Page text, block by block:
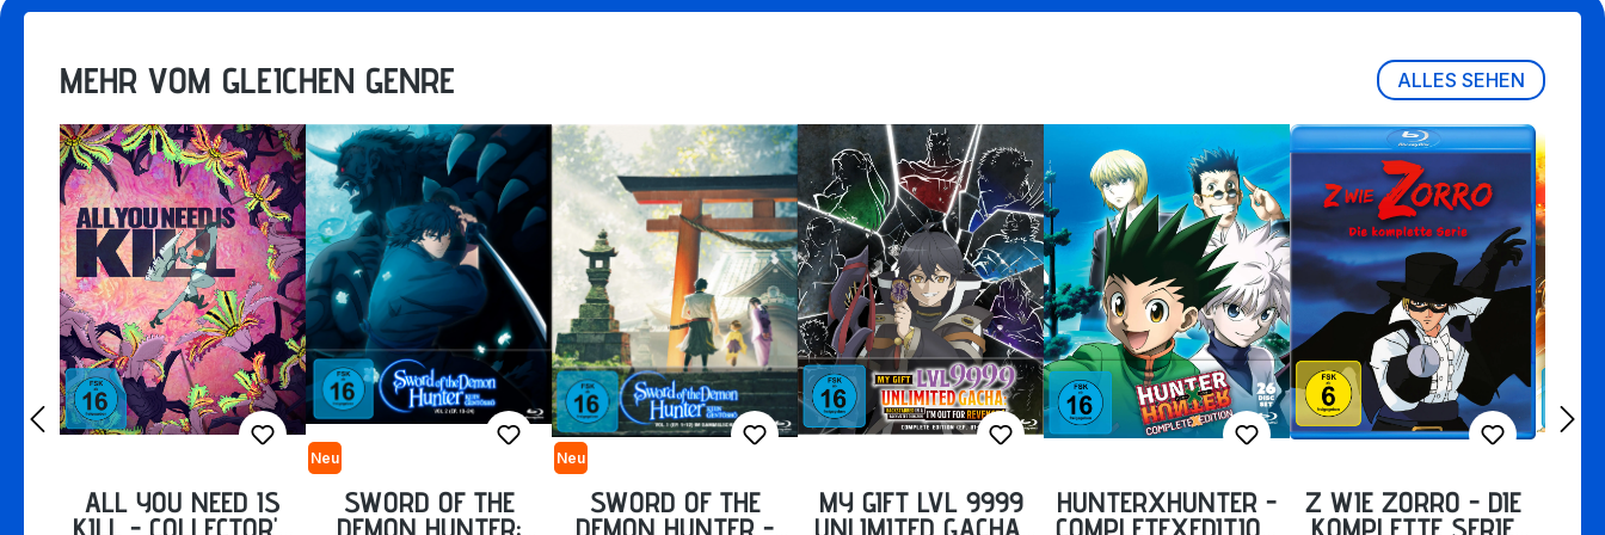
MEHR VOM GLEICHEN GENRE ALLES SEHEN
ALL YOU NEED IS
Neu
SWORD OF THE
Neu
SWORD OF THE MY GIFT LVL 9999 HUNTERXHUNTER - Z WIE ZORRO - DIE